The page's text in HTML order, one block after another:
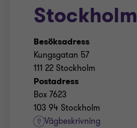
Stockholm
Besöksadress
Kungsgatan 57
111 22 Stockholm
Postadress
Box 7623
103 94 Stockholm
Vägbeskrivning